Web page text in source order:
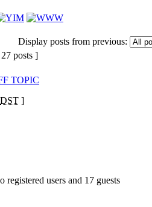
Display posts from previous:
posts ]
TOPIC
DST ]
users and 17 guests